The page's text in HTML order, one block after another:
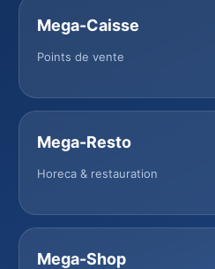
Mega-Caisse
Points de vente
Mega-Resto
Horeca & restauration
Mega-Shop